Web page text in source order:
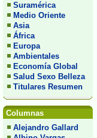
Suramérica
Medio Oriente
Asia
África
Europa
Ambientales
Economía Global
Salud Sexo Belleza
Titulares Resumen
Columnas
Alejandro Gallard